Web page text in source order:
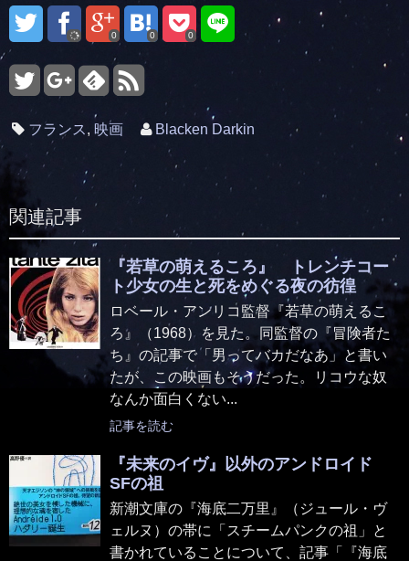
0 0 0
フランス, 映画 Blacken Darkin
関連記事
『若草の萌えるころ』 トレンチコー
ト少女の生と死をめぐる夜の彷徨
ロベール・アンリコ監督『若草の萌えるこ
ろ』（1968）を見た。同監督の『冒険者た
ち』の記事で「男ってバカだなあ」と書い
たが、この映画もそうだった。リコウな奴
なんか面白くない...
記事を読む
『未来のイヴ』以外のアンドロイド
SFの祖
新潮文庫の『海底二万里』（ジュール・ヴ
ェルヌ）の帯に「スチームパンクの祖」と
書かれていることについて、記事「『海底